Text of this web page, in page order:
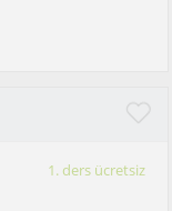
1. ders ücretsiz